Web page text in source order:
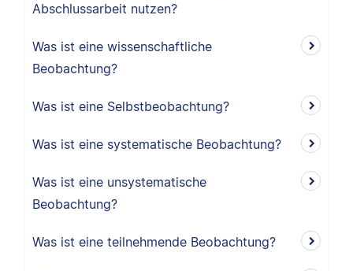
Abschlussarbeit nutzen?
Was ist eine wissenschaftliche
Beobachtung?
Was ist eine Selbstbeobachtung?
Was ist eine systematische Beobachtung?
Was ist eine unsystematische
Beobachtung?
Was ist eine teilnehmende Beobachtung?